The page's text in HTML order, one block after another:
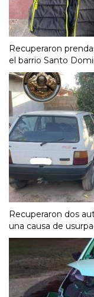
Recuperaron
el barrio Santo
Recuperaron dos
una causa de